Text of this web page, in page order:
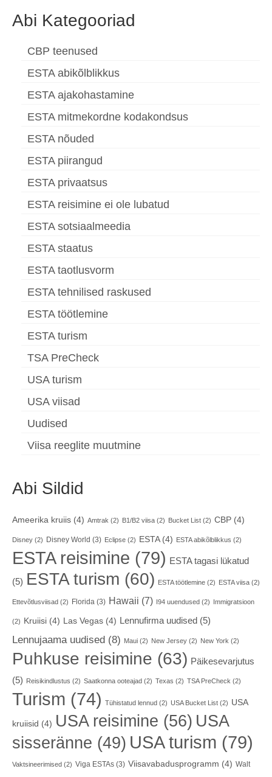
Abi Kategooriad
CBP teenused
ESTA abikõlblikkus
ESTA ajakohastamine
ESTA mitmekordne kodakondsus
ESTA nõuded
ESTA piirangud
ESTA privaatsus
ESTA reisimine ei ole lubatud
ESTA sotsiaalmeedia
ESTA staatus
ESTA taotlusvorm
ESTA tehnilised raskused
ESTA töötlemine
ESTA turism
TSA PreCheck
USA turism
USA viisad
Uudised
Viisa reeglite muutmine
Abi Sildid
Ameerika kruiis (4) Amtrak (2) B1/B2 viisa (2) Bucket List (2) CBP (4)
Disney (2) Disney World (3) Eclipse (2) ESTA(4) ESTA abikõlblikkus (2)
ESTA reisimine (79) ESTA tagasi lükatud
(5) ESTA turism (60) ESTA töötlemine (2) ESTA viisa (2)
Ettevõtlusviisad (2) Florida (3) Hawaii (7) I94 uuendused (2) Immigratsioon
(2) Kruiisi (4) Las Vegas (4) Lennufirma uudised (5)
Lennujaama uudised (8) Maui (2) New Jersey (2) New York (2)
Puhkuse reisimine (63) Päikesevarjutus
(5)
Reisikindlustus (2) Saatkonna ooteajad (2) Texas (2) TSA PreCheck (2)
Turism (74) Tühistatud lennud (2) USA Bucket List (2) USA
kruiisid (4) USA reisimine (56) USA
sisseränne (49) USA turism (79)
Vaktsineerimised (2) Viga ESTAs (3) Viisavabadusprogramm (4) Walt